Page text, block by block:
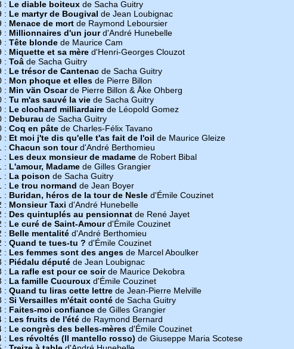
: Le diable boiteux de Sacha Guitry
: Le martyr de Bougival de Jean Loubignac
: Menace de mort de Raymond Leboursier
: Millionnaires d'un jourd'André Hunebelle
: Tête blonde de Maurice Cam
: Miquette et sa mère d'Henri-Georges Clouzot
: Toâ de Sacha Guitry
: Le trésor de Cantenac de Sacha Guitry
: Mon phoque et elles de Pierre Billon
: Min vän Oscarde Pierre Billon & Åke Ohberg
: Tu m'as sauvé la vie de Sacha Guitry
: Le clochard milliardaire de Léopold Gomez
: Deburau de Sacha Guitry
: Coq en pâte de Charles-Félix Tavano
: Et moi j'te dis qu'elle t'as fait de l'oil de Maurice Gleize
: Chacun son tourd'André Berthomieu
: Les deux monsieur de madame de Robert Bibal
: L'amour, Madame de Gilles Grangier
: La poison de Sacha Guitry
: Le trou normand de Jean Boyer
: Buridan, héros de la tour de Nesle d'Émile Couzinet
: Monsieur Taxi d'André Hunebelle
: Des quintuplés au pensionnat de René Jayet
: Le curé de Saint-Amourd'Émile Couzinet
: Belle mentalité d'André Berthomieu
: Quand te tues-tu ? d'Émile Couzinet
: Les femmes sont des anges de Marcel Aboulker
: Piédalu député de Jean Loubignac
: La rafle est pour ce soirde Maurice Dekobra
: La famille Cucuroux d'Émile Couzinet
: Quand tu liras cette lettre de Jean-Pierre Melville
: Si Versailles m'était conté de Sacha Guitry
: Faites-moi confiance de Gilles Grangier
: Les fruits de l'été de Raymond Bernard
: Le congrès des belles-mères d'Émile Couzinet
: Les révoltés (Il mantello rosso) de Giuseppe Maria Scotese